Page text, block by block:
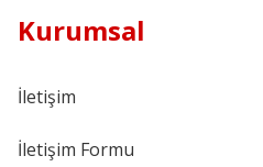
Kurumsal
İletişim
İletişim Formu